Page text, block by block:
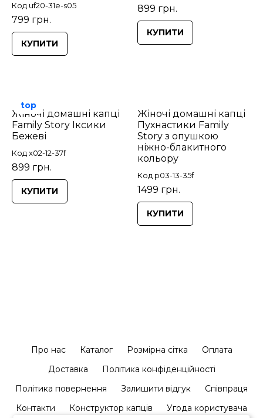
Код uf20-31e-s05
799 грн.
КУПИТИ
899 грн.
КУПИТИ
Жіночі домашні капці
Family Story Іксики
Бежеві
Код x02-12-37f
899 грн.
top
КУПИТИ
Жіночі домашні капці
Пухнастики Family
Story з опушкою
ніжно-блакитного
кольору
Код p03-13-35f
1499 грн.
КУПИТИ
Про нас Каталог Розмірна сітка
Оплата
Доставка
Політика конфіденційності
Політика повернення
Залишити відгук
Співпраця
Контакти
Конструктор капців Угода користувача